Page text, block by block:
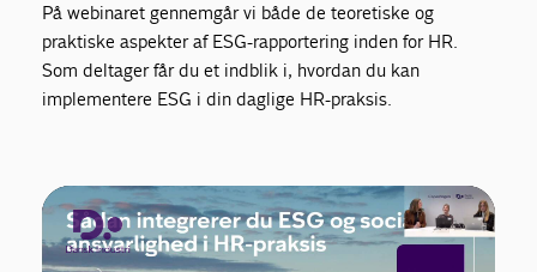
På webinaret gennemgår vi både de teoretiske og
praktiske aspekter af ESG-rapportering inden for HR.
Som deltager får du et indblik i, hvordan du kan
implementere ESG i din daglige HR-praksis.